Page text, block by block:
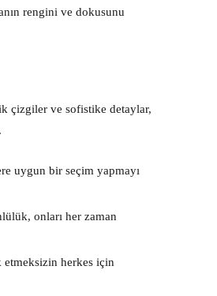
rengini ve dokusunu
çizgiler ve sofistike detaylar,
uygun bir seçim yapmayı
onları her zaman
etmeksizin herkes için